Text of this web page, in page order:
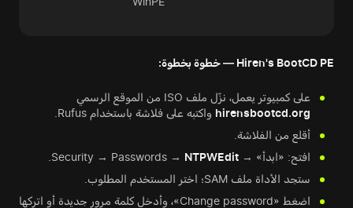
Hiren's BootCD PE — خطوة بخطوة:
على كمبيوتر يعمل، نزّل ملف ISO من الموقع الرسمي
hirensbootcd.org واكتبه على فلاشة باستخدام Rufus.
أقلع من الفلاشة.
افتح: «ابدأ» → Security → Passwords → NTPWEdit
ستجد الأداة ملف SAM؛ اختر المستخدم المطلوب.
اضغط «Change password»، وأدخل كلمة مرور جديدة أو اتركها